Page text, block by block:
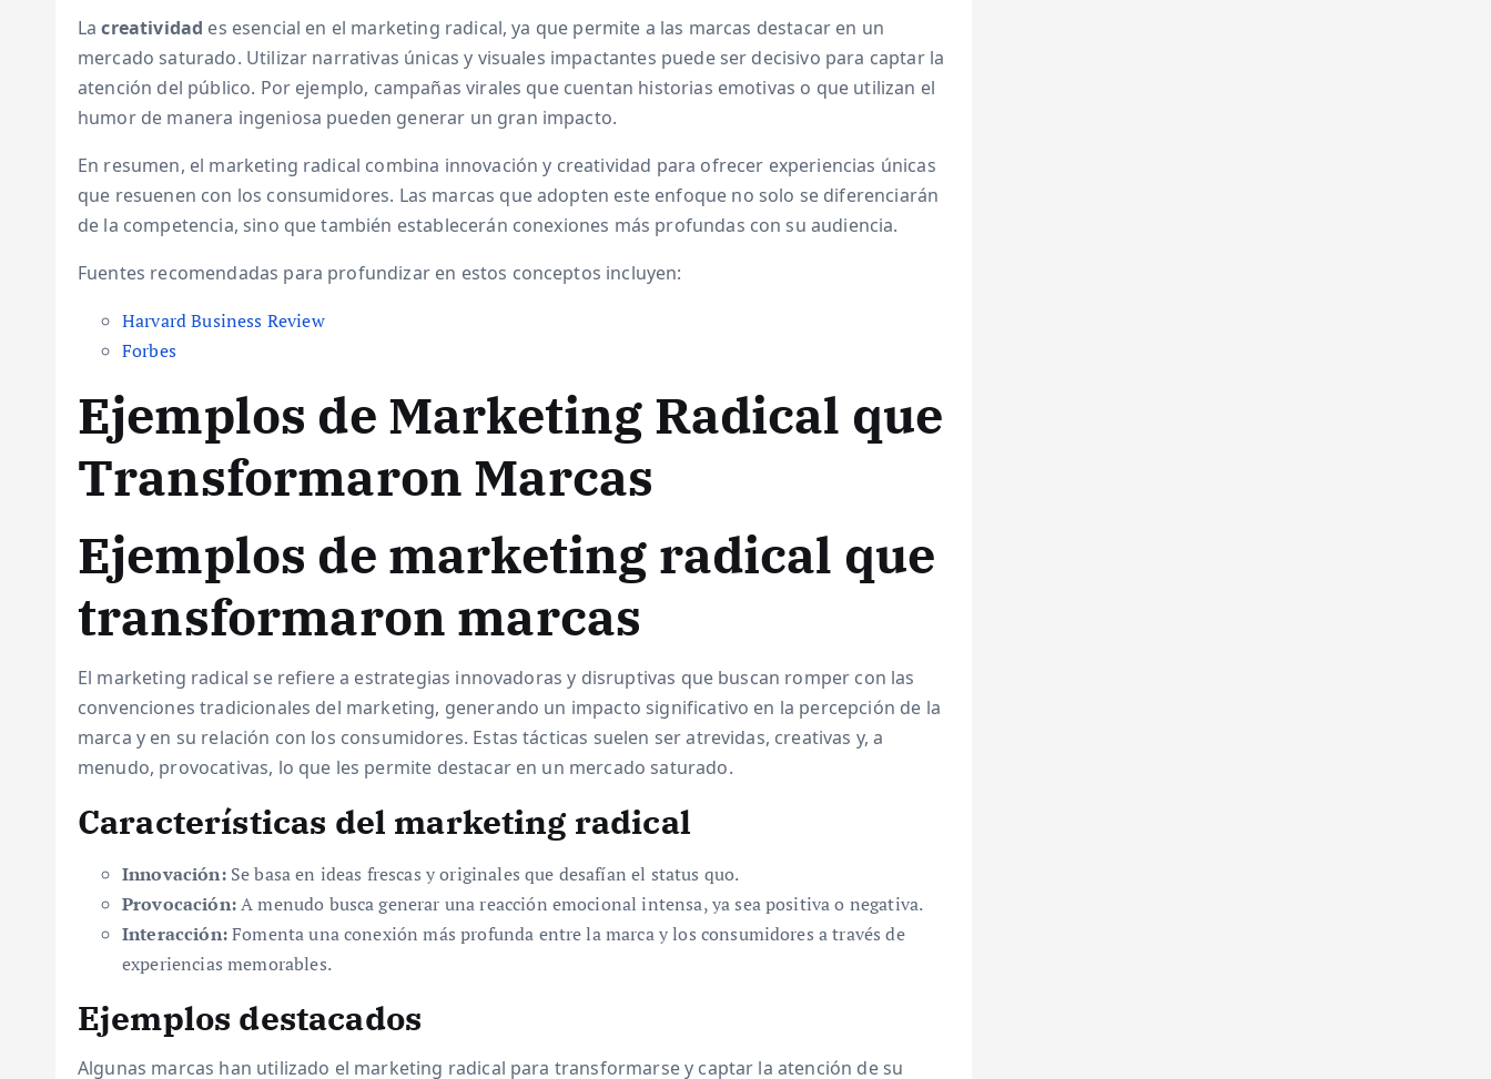
Lacreatividad es esencial en el marketing radical, ya que permite a las marcas destacar en un
mercado saturado. Utilizar narrativas únicas y visuales impactantes puede ser decisivo para captar la
atención del público. Por ejemplo, campañas virales que cuentan historias emotivas o que utilizan el
humor de manera ingeniosa pueden generar un gran impacto.
En resumen, el marketing radical combina innovación y creatividad para ofrecer experiencias únicas
que resuenen con los consumidores. Las marcas que adopten este enfoque no solo se diferenciarán
de la competencia, sino que también establecerán conexiones más profundas con su audiencia.
Fuentes recomendadas para profundizar en estos conceptos incluyen:
Harvard Business Review
Forbes
Ejemplos de Marketing Radical que
Transformaron Marcas
Ejemplos de marketing radical que
transformaron marcas
El marketing radical se refiere a estrategias innovadoras y disruptivas que buscan romper con las
convenciones tradicionales del marketing, generando un impacto significativo en la percepción de la
marca y en su relación con los consumidores. Estas tácticas suelen ser atrevidas, creativas y, a
menudo, provocativas, lo que les permite destacar en un mercado saturado.
Características del marketing radical
Innovación:Se basa en ideas frescas y originales que desafían el status quo.
Provocación:A menudo busca generar una reacción emocional intensa, ya sea positiva o negativa.
Interacción:Fomenta una conexión más profunda entre la marca y los consumidores a través de
experiencias memorables.
Ejemplos destacados
Algunas marcas han utilizado el marketing radical para transformarse y captar la atención de su